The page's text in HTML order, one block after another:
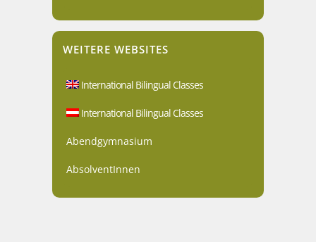
WEITERE WEBSITES
International Bilingual Classes
International Bilingual Classes
Abendgymnasium
AbsolventInnen